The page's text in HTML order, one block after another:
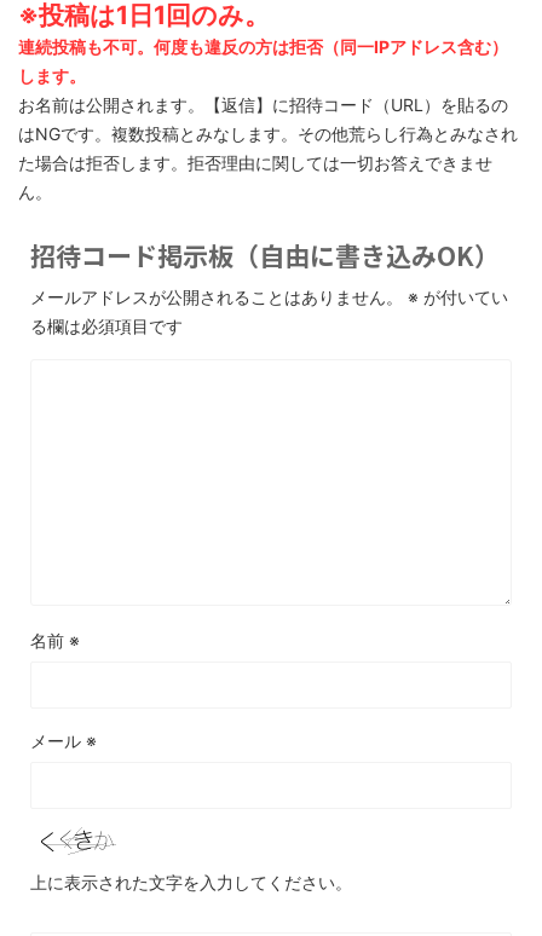
※投稿は1日1回のみ。
連続投稿も不可。何度も違反の方は拒否（同一IPアドレス含む）
します。
お名前は公開されます。【返信】に招待コード（URL）を貼るの
はNGです。複数投稿とみなします。その他荒らし行為とみなされ
た場合は拒否します。拒否理由に関しては一切お答えできませ
ん。
招待コード掲示板（自由に書き込みOK）
メールアドレスが公開されることはありません。 ※ が付いてい
る欄は必須項目です
名前 ※
メール ※
上に表示された文字を入力してください。